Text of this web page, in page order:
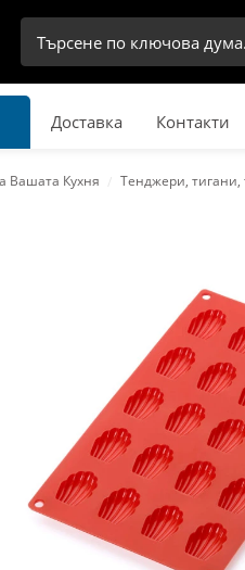
Доставка Контакти
Вашата Кухня Тенджери, тигани,